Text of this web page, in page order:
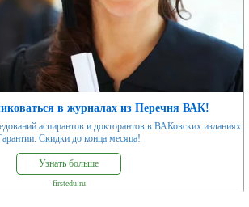
в журналах из Перечня ВАК!
аспирантов и докторантов в ВАКовских изданиях.
Скидки до конца месяца!
Узнать больше
firstedu.ru